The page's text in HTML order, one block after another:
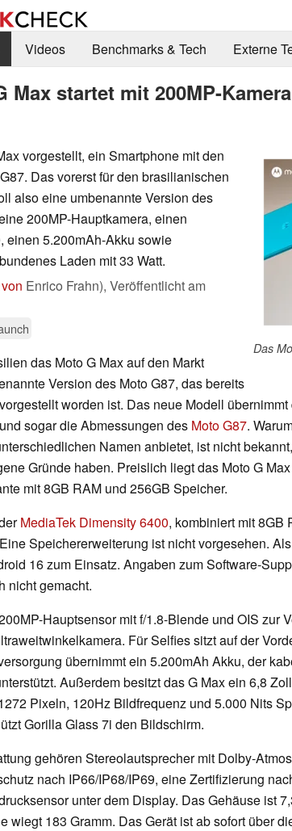
Videos Benchmarks & Tech Externe
Max startet mit 200MP-
Das
vorgestellt, ein Smartphone mit den
Das vorerst für den brasilianischen
also eine umbenannte Version des
200MP-Hauptkamera, einen
einen 5.200mAh-Akku sowie
Laden mit 33 Watt.
Enrico Frahn), Veröffentlicht am
das Moto G Max auf den Markt
Version des Moto G87, das bereits
worden ist. Das neue Modell
sogar die Abmessungen des Moto G87.
Namen anbietet, ist nicht
Gründe haben. Preislich liegt das Moto G
mit 8GB RAM und 256GB Speicher.
MediaTek Dimensity 6400, kombiniert mit 8GB
Speichererweiterung ist nicht vorgesehen.
16 zum Einsatz. Angaben zum Software-
nicht gemacht.
Hauptsensor mit f/1.8-Blende und OIS zur
Für Selfies sitzt auf der
übernimmt ein 5.200mAh Akku, der
Außerdem besitzt das G Max ein 6,8
Pixeln, 120Hz Bildfrequenz und 5.000 Nits
Gorilla Glass 7i den Bildschirm.
gehören Stereolautsprecher mit Dolby-
nach IP66/IP68/IP69, eine Zertifizierung
unter dem Display. Das Gehäuse ist
wiegt 183 Gramm. Das Gerät ist ab sofort über